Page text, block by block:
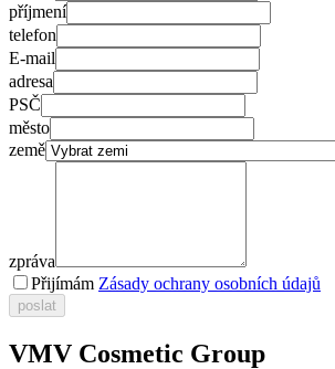
příjmení
telefon
E-mail
adresa
PSČ
město
země
zpráva
Přijímám Zásady ochrany osobních údajů
poslat
VMV Cosmetic Group